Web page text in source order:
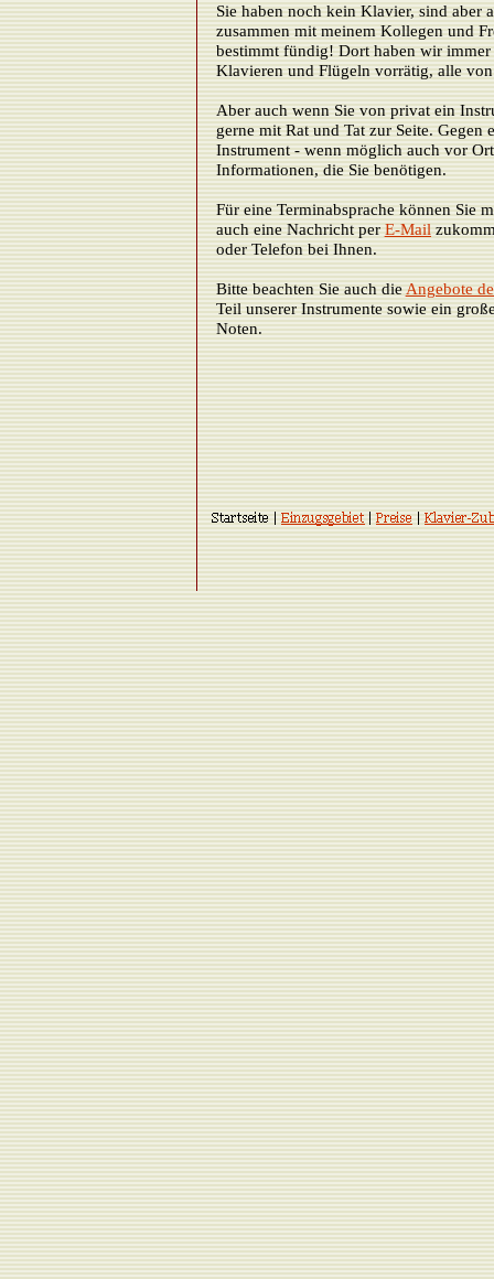
Sie haben noch kein Klavier, sind aber
zusammen mit meinem Kollegen und
bestimmt fündig! Dort haben wir
Klavieren und Flügeln vorrätig, alle
Aber auch wenn Sie von privat ein
gerne mit Rat und Tat zur Seite. Gegen
Instrument - wenn möglich auch vor
Informationen, die Sie benötigen.
Für eine Terminabsprache können Sie
auch eine Nachricht perE-Mail
oder Telefon bei Ihnen.
Bitte beachten Sie auch dieAngebote
Teil unserer Instrumente sowie ein
Noten.